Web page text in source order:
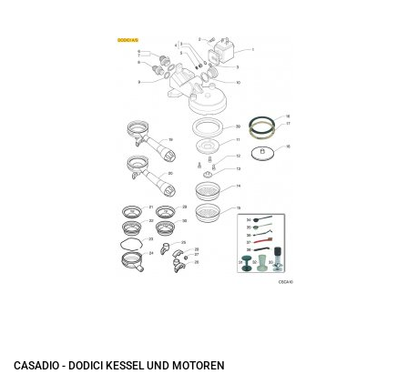
CASADIO - DODICI KESSEL UND MOTOREN